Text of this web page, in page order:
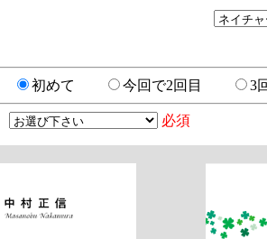
初めて 今回で2回目 3
必須